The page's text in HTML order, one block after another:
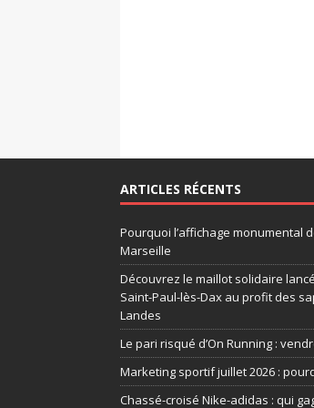
ARTICLES RÉCENTS
Pourquoi l’affichage monumental
Marseille
Découvrez le maillot solidaire
Saint-Paul-lès-Dax au profit des
Landes
Le pari risqué d’On Running :
Marketing sportif juillet 2026 :
Chassé-croisé Nike-adidas : qui